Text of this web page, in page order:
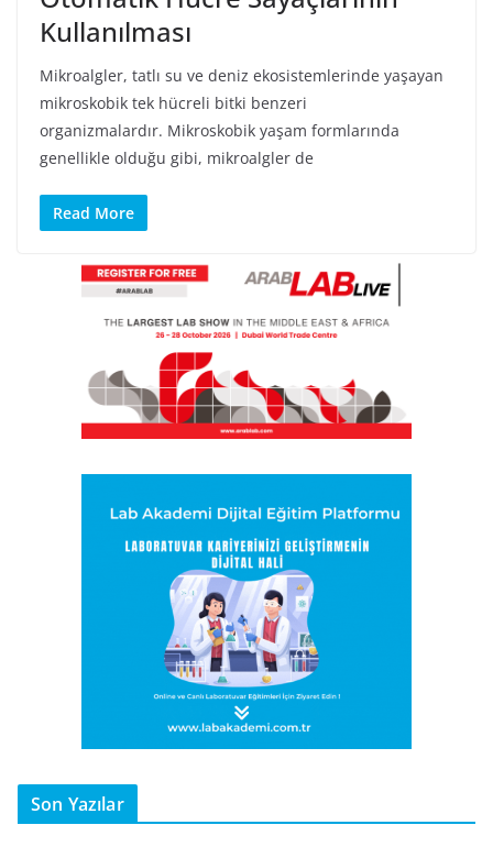
Kullanılması
Mikroalgler, tatlı su ve deniz ekosistemlerinde yaşayan
mikroskobik tek hücreli bitki benzeri
organizmalardır. Mikroskobik yaşam formlarında
genellikle olduğu gibi, mikroalgler de
Read More
Son Yazılar